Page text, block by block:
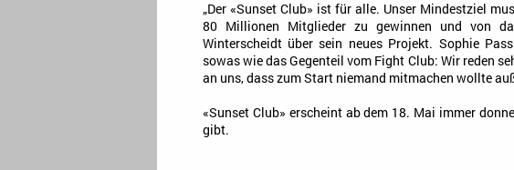
„Der «Sunset Club» ist für alle. Unser Mindestziel
80 Millionen Mitglieder zu gewinnen und von
Winterscheidt über sein neues Projekt. Sophie
sowas wie das Gegenteil vom Fight Club: Wir reden
an uns, dass zum Start niemand mitmachen wollte
«Sunset Club» erscheint ab dem 18. Mai immer
gibt.